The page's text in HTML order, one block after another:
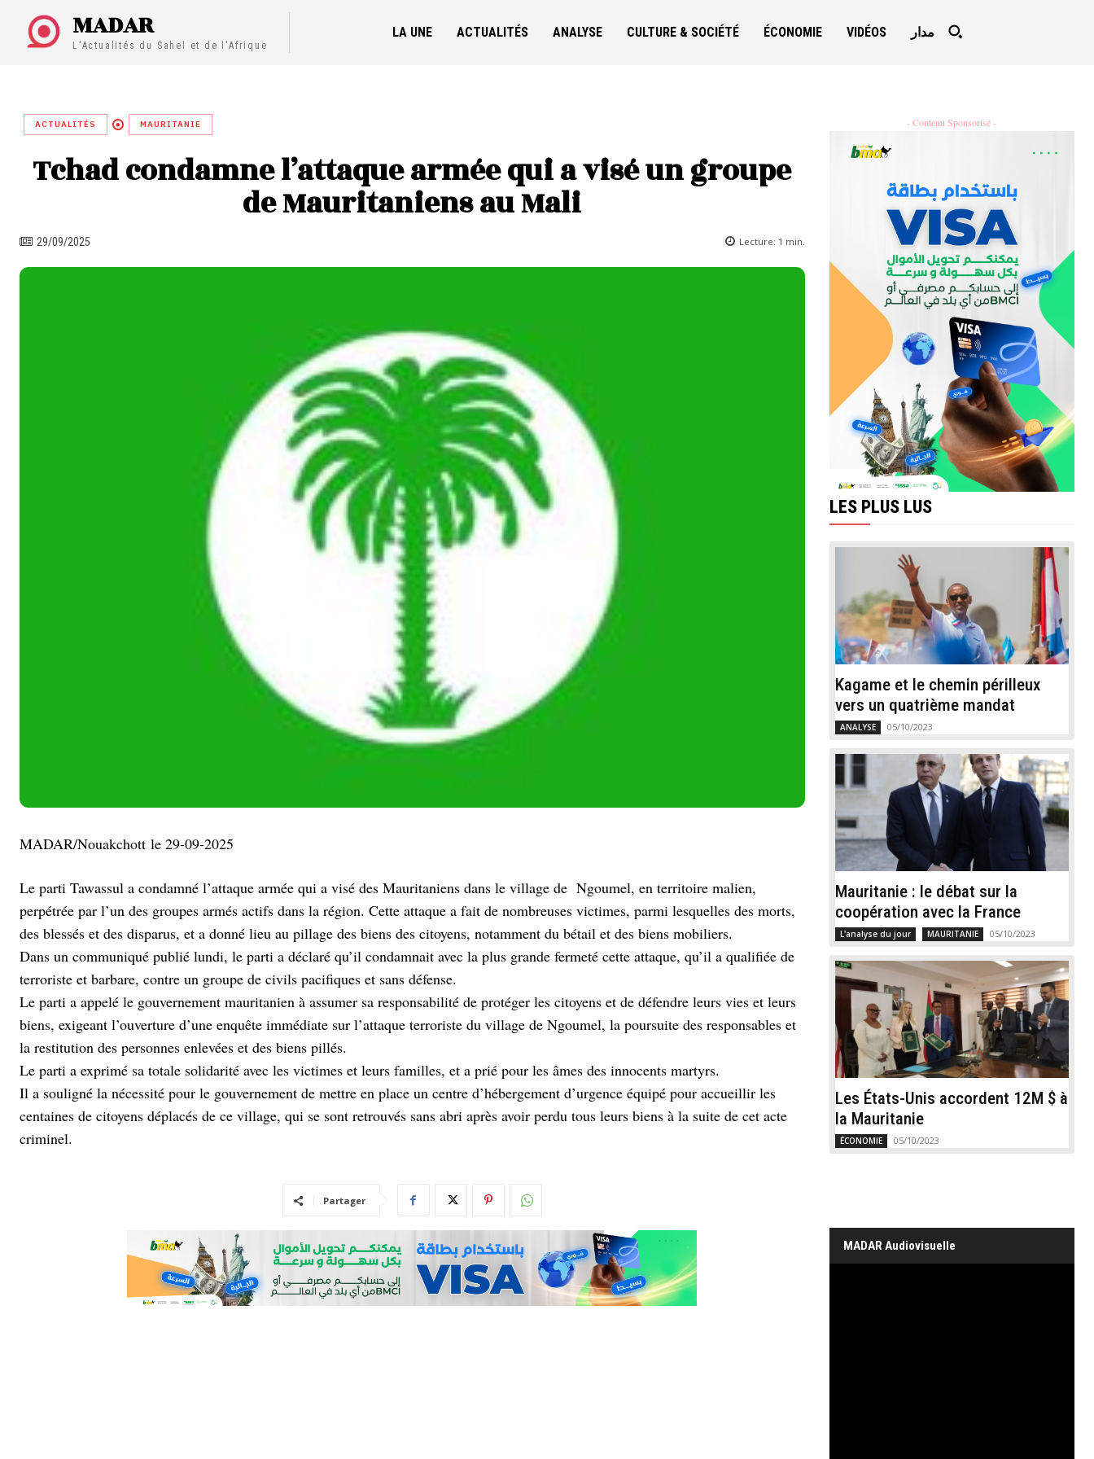
MADAR
L'Actualités du Sahel et de l'Afrique
LA UNE ACTUALITÉS ANALYSE CULTURE & SOCIÉTÉ ÉCONOMIE VIDÉOS مدار
ACTUALITÉS MAURITANIE
Tchad condamne l’attaque armée qui a visé un groupe
de Mauritaniens au Mali
29/09/2025 Lecture: 1 min.
MADAR/Nouakchott le 29-09-2025
Le parti Tawassul a condamné l’attaque armée qui a visé des Mauritaniens dans le village de Ngoumel, en territoire malien,
perpétrée par l’un des groupes armés actifs dans la région. Cette attaque a fait de nombreuses victimes, parmi lesquelles des morts,
des blessés et des disparus, et a donné lieu au pillage des biens des citoyens, notamment du bétail et des biens mobiliers.
Dans un communiqué publié lundi, le parti a déclaré qu’il condamnait avec la plus grande fermeté cette attaque, qu’il a qualifiée de
terroriste et barbare, contre un groupe de civils pacifiques et sans défense.
Le parti a appelé le gouvernement mauritanien à assumer sa responsabilité de protéger les citoyens et de défendre leurs vies et leurs
biens, exigeant l’ouverture d’une enquête immédiate sur l’attaque terroriste du village de Ngoumel, la poursuite des responsables et
la restitution des personnes enlevées et des biens pillés.
Le parti a exprimé sa totale solidarité avec les victimes et leurs familles, et a prié pour les âmes des innocents martyrs.
Il a souligné la nécessité pour le gouvernement de mettre en place un centre d’hébergement d’urgence équipé pour accueillir les
centaines de citoyens déplacés de ce village, qui se sont retrouvés sans abri après avoir perdu tous leurs biens à la suite de cet acte
criminel.
Partager
- Contenu Sponsorisé -
LES PLUS LUS
Kagame et le chemin périlleux
vers un quatrième mandat
ANALYSE 05/10/2023
Mauritanie : le débat sur la
coopération avec la France
L'analyse du jour MAURITANIE 05/10/2023
Les États-Unis accordent 12M $ à
la Mauritanie
ÉCONOMIE 05/10/2023
MADAR Audiovisuelle